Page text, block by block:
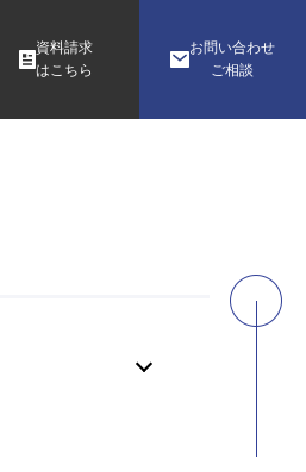
資料請求
はこちら
お問い合わせ
ご相談